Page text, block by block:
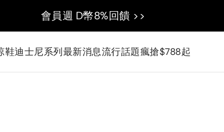
會員週 D幣8%回饋 >>
鞋迪士尼系列最新消息流行話題瘋搶$788起